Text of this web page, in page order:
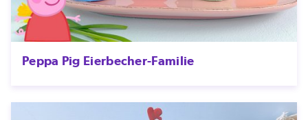
Peppa Pig Eierbecher-Familie